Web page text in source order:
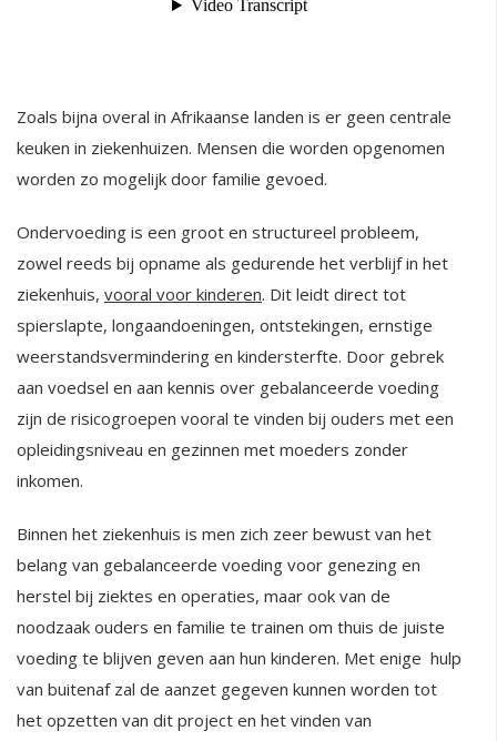
Zoals bijna overal in Afrikaanse landen is er geen centrale
keuken in ziekenhuizen. Mensen die worden opgenomen
worden zo mogelijk door familie gevoed.
Ondervoeding is een groot en structureel probleem,
zowel reeds bij opname als gedurende het verblijf in het
ziekenhuis, vooral voor kinderen. Dit leidt direct tot
spierslapte, longaandoeningen, ontstekingen, ernstige
weerstandsvermindering en kindersterfte. Door gebrek
aan voedsel en aan kennis over gebalanceerde voeding
zijn de risicogroepen vooral te vinden bij ouders met een
opleidingsniveau en gezinnen met moeders zonder
inkomen.
Binnen het ziekenhuis is men zich zeer bewust van het
belang van gebalanceerde voeding voor genezing en
herstel bij ziektes en operaties, maar ook van de
noodzaak ouders en familie te trainen om thuis de juiste
voeding te blijven geven aan hun kinderen. Met enige hulp
van buitenaf zal de aanzet gegeven kunnen worden tot
het opzetten van dit project en het vinden van